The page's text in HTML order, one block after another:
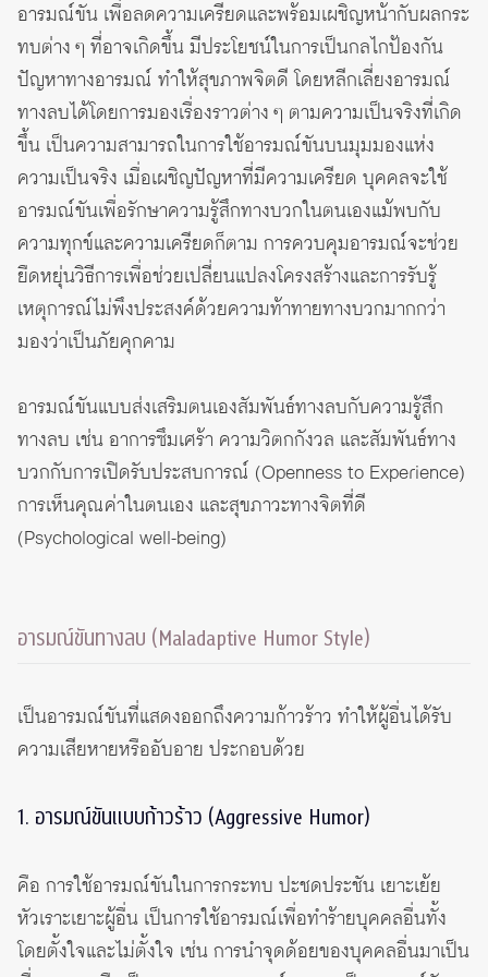
อารมณ์ขัน เพื่อลดความเครียดและพร้อมเผชิญหน้ากับผลกระ
ทบต่าง ๆ ที่อาจเกิดขึ้น มีประโยชน์ในการเป็นกลไกป้องกัน
ปัญหาทางอารมณ์ ทำให้สุขภาพจิตดี โดยหลีกเลี่ยงอารมณ์
ทางลบได้โดยการมองเรื่องราวต่าง ๆ ตามความเป็นจริงที่เกิด
ขึ้น เป็นความสามารถในการใช้อารมณ์ขันบนมุมมองแห่ง
ความเป็นจริง เมื่อเผชิญปัญหาที่มีความเครียด บุคคลจะใช้
อารมณ์ขันเพื่อรักษาความรู้สึกทางบวกในตนเองแม้พบกับ
ความทุกข์และความเครียดก็ตาม การควบคุมอารมณ์จะช่วย
ยืดหยุ่นวิธีการเพื่อช่วยเปลี่ยนแปลงโครงสร้างและการรับรู้
เหตุการณ์ไม่พึงประสงค์ด้วยความท้าทายทางบวกมากกว่า
มองว่าเป็นภัยคุกคาม
อารมณ์ขันแบบส่งเสริมตนเองสัมพันธ์ทางลบกับความรู้สึก
ทางลบ เช่น อาการซึมเศร้า ความวิตกกังวล และสัมพันธ์ทาง
บวกกับการเปิดรับประสบการณ์ (Openness to Experience)
การเห็นคุณค่าในตนเอง และสุขภาวะทางจิตที่ดี
(Psychological well-being)
อารมณ์ขันทางลบ (Maladaptive Humor Style)
เป็นอารมณ์ขันที่แสดงออกถึงความก้าวร้าว ทำให้ผู้อื่นได้รับ
ความเสียหายหรืออับอาย ประกอบด้วย
1. อารมณ์ขันแบบก้าวร้าว (Aggressive Humor)
คือ การใช้อารมณ์ขันในการกระทบ ปะชดประชัน เยาะเย้ย
หัวเราะเยาะผู้อื่น เป็นการใช้อารมณ์เพื่อทำร้ายบุคคลอื่นทั้ง
โดยตั้งใจและไม่ตั้งใจ เช่น การนำจุดด้อยของบุคคลอื่นมาเป็น